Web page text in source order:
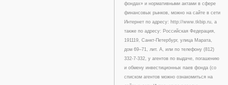
фондах» и нормативными актами в сфере
финансовых рынков, можно на сайте в сети
Интернет по адресу: http://www.tkbip.ru, а
также по адресу: Российская Федерация,
191119, Санкт-Петербург, улица Марата,
дом 69–71, лит. А, или по телефону (812)
332-7-332, у агентов по выдаче, погашению
и обмену инвестиционных паев фонда (со
списком агентов можно ознакомиться на